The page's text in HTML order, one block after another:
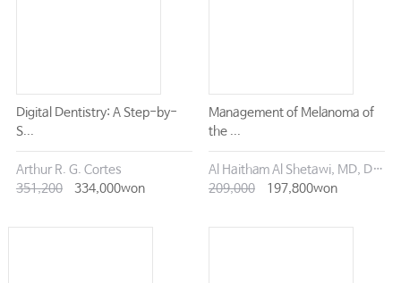
Digital Dentistry: A Step-by-
S...
Arthur R. G. Cortes
351,200
334,000won
Management of Melanoma of
the ...
Al Haitham Al Shetawi, MD, DMD
209,000
197,800won